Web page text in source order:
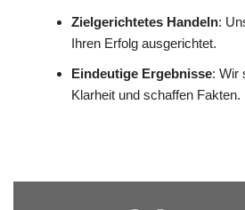
Zielgerichtetes Handeln:
Ihren Erfolg ausgerichtet.
Eindeutige Ergebnisse: Wir
Klarheit und schaffen Fakten.